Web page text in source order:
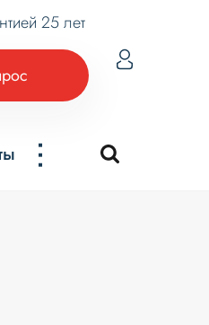
25 лет
...